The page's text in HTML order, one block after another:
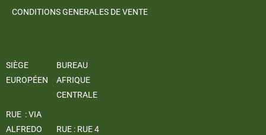
CONDITIONS GENERALES DE VENTE
SIÈGE
EUROPÉEN
RUE : VIA
ALFREDO
BUREAU
AFRIQUE
CENTRALE
RUE : RUE 4